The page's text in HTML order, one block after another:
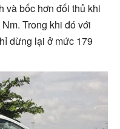
và bốc hơn đối thủ khi
Trong khi đó với
dừng lại ở mức 179